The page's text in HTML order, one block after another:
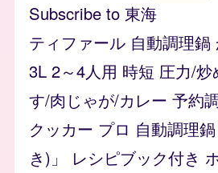
Subscribe to 東海
ティファール 自動調理鍋
3L 2～4人用 時短 圧力/
す/肉じゃが/カレー 予約
クッカー プロ 自動調理
き)」 レシピブック付き